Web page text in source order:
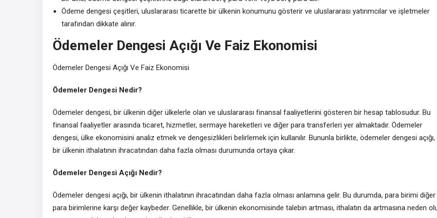
Ödeme dengesi çeşitleri, uluslararası ticarette bir ülkenin konumunu gösterir ve uluslararası yatırımcılar ve işletmeler
tarafından dikkate alınır.
Ödemeler Dengesi Açığı Ve Faiz Ekonomisi
Ödemeler Dengesi Açığı Ve Faiz Ekonomisi
Ödemeler Dengesi Nedir?
Ödemeler dengesi, bir ülkenin diğer ülkelerle olan ve uluslararası finansal faaliyetlerini gösteren bir hesap tablosudur. Bu
finansal faaliyetler arasında ticaret, hizmetler, sermaye hareketleri ve diğer para transferleri yer almaktadır. Ödemeler
dengesi, ülke ekonomisini analiz etmek ve dengesizlikleri belirlemek için kullanılır. Bununla birlikte, ödemeler dengesi açığı,
bir ülkenin ithalatının ihracatından daha fazla olması durumunda ortaya çıkar.
Ödemeler Dengesi Açığı Nedir?
Ödemeler dengesi açığı, bir ülkenin ithalatının ihracatından daha fazla olması anlamına gelir. Bu durumda, para birimi diğer
para birimlerine karşı değer kaybeder. Genellikle, bir ülkenin ekonomisinde talebin artması, ithalatın da artmasına neden